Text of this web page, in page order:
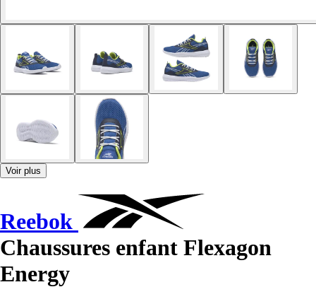
Voir plus
Reebok
Chaussures enfant Flexagon
Energy